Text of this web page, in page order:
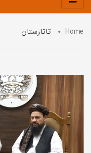
Home تاتارستان